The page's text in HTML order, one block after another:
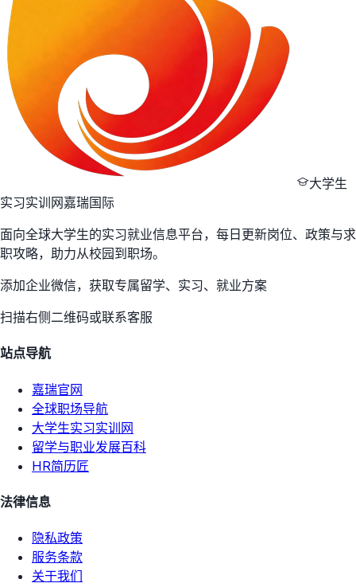
大学生
实习实训网嘉瑞国际
面向全球大学生的实习就业信息平台，每日更新岗位、政策与求
职攻略，助力从校园到职场。
添加企业微信，获取专属留学、实习、就业方案
扫描右侧二维码或联系客服
站点导航
嘉瑞官网
全球职场导航
大学生实习实训网
留学与职业发展百科
HR简历匠
法律信息
隐私政策
服务条款
关于我们